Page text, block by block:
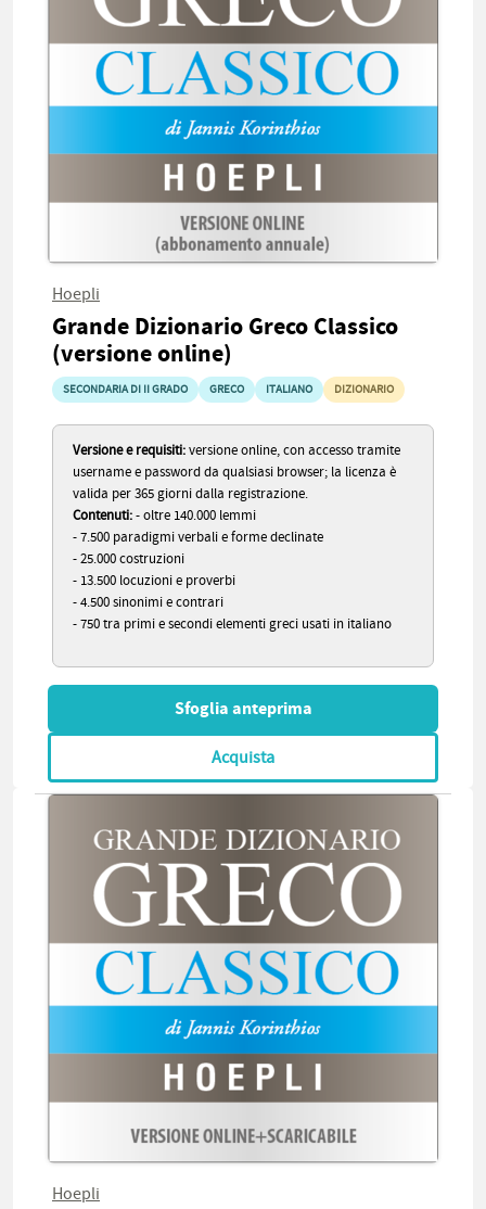
Hoepli
Grande Dizionario Greco Classico
(versione online)
SECONDARIA DI II GRADO GRECO ITALIANO DIZIONARIO
Versione e requisiti:versione online, con accesso tramite
username e password da qualsiasi browser; la licenza è
valida per 365 giorni dalla registrazione.
Contenuti:- oltre 140.000 lemmi
- 7.500 paradigmi verbali e forme declinate
- 25.000 costruzioni
- 13.500 locuzioni e proverbi
- 4.500 sinonimi e contrari
- 750 tra primi e secondi elementi greci usati in italiano
Sfoglia anteprima
Acquista
Hoepli